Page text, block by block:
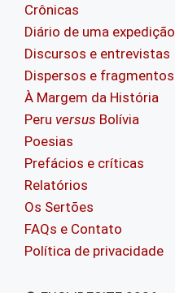
Crônicas
Diário de uma expedição
Discursos e entrevistas
Dispersos e fragmentos
À Margem da História
Peru versus Bolívia
Poesias
Prefácios e críticas
Relatórios
Os Sertões
FAQs e Contato
Política de privacidade